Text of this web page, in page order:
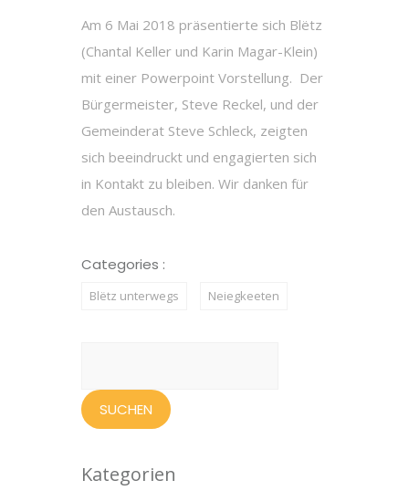
Am 6 Mai 2018 präsentierte sich Blëtz
(Chantal Keller und Karin Magar-Klein)
mit einer Powerpoint Vorstellung. Der
Bürgermeister, Steve Reckel, und der
Gemeinderat Steve Schleck, zeigten
sich beeindruckt und engagierten sich
in Kontakt zu bleiben. Wir danken für
den Austausch.
Categories :
Blëtz unterwegs Neiegkeeten
Kategorien